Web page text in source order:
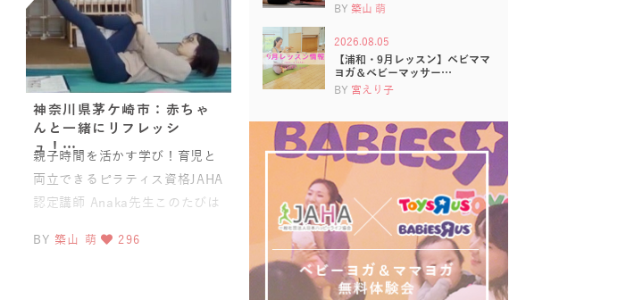
神奈川県茅ケ崎市：赤ちゃ
んと一緒にリフレッシ
ュ！…
親子時間を活かす学び！育児と
両立できるピラティス資格JAHA
認定講師 Anaka先生このたびは
コース」をご受
BY 築山 萌 296
BY 築山 萌
2026.08.05
【浦和・9月レッスン】ベビママ
ヨガ＆ベビーマッサー…
BY 宮えり子